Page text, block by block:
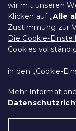
wir mit unseren
Klicken auf „Alle
Zustimmung zur
Die Cookie-
Cookies
in den „Cookie-
Mehr
Über uns